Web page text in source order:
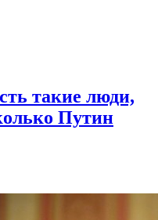
такие люди,
Путин